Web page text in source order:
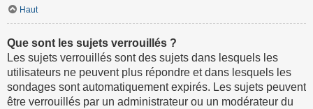
Haut
Que sont les sujets verrouillés ?
Les sujets verrouillés sont des sujets dans lesquels les
utilisateurs ne peuvent plus répondre et dans lesquels les
sondages sont automatiquement expirés. Les sujets peuvent
être verrouillés par un administrateur ou un modérateur du